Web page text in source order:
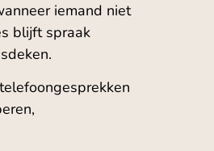
iemand niet
blijft spraak